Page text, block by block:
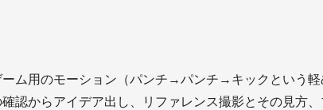
ーム用のモーション（パンチ→パンチ→キックという軽
認からアイデア出し、リファレンス撮影とその見方、